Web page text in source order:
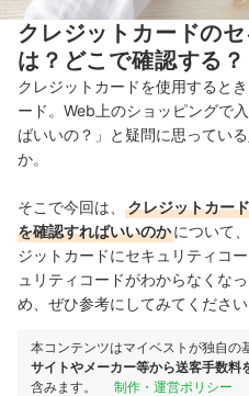
クレジットカードの
は？どこで確認する？
クレジットカードを使用すると
ード。Web上のショッピングで
ばいいの？」と疑問に思ってい
か。
そこで今回は、
クレジットカー
を確認すればいいのかについて
ジットカードにセキュリティコ
ュリティコードがわからなくな
め、ぜひ参考にしてみてください
本コンテンツはマイベストが独自の
サイトやメーカー等から送客手数料
含みます。
制作・運営ポリシー